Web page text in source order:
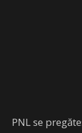
PNL se